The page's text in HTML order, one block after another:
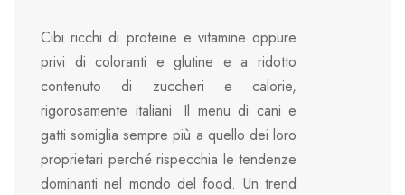
Cibi ricchi di proteine e vitamine oppure
privi di coloranti e glutine e a ridotto
contenuto di zuccheri e calorie,
rigorosamente italiani. Il menu di cani e
gatti somiglia sempre più a quello dei loro
proprietari perché rispecchia le tendenze
dominanti nel mondo del food. Un trend